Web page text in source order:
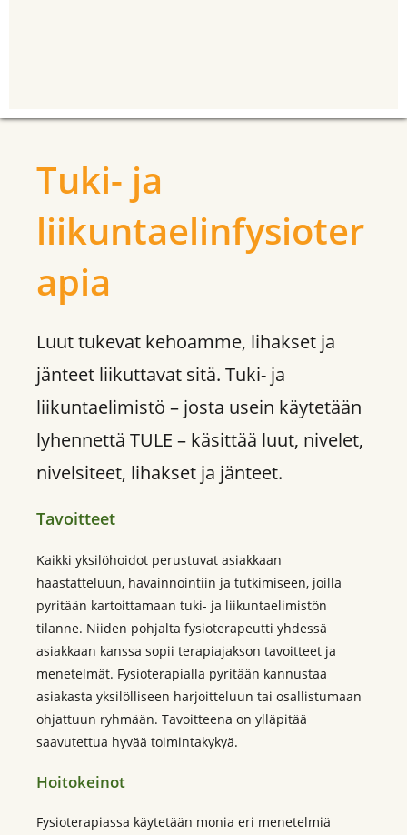
Tuki- ja
liikuntaelinfysioter
apia
Luut tukevat kehoamme, lihakset ja
jänteet liikuttavat sitä. Tuki- ja
liikuntaelimistö – josta usein käytetään
lyhennettä TULE – käsittää luut, nivelet,
nivelsiteet, lihakset ja jänteet.
Tavoitteet
Kaikki yksilöhoidot perustuvat asiakkaan
haastatteluun, havainnointiin ja tutkimiseen, joilla
pyritään kartoittamaan tuki- ja liikuntaelimistön
tilanne. Niiden pohjalta fysioterapeutti yhdessä
asiakkaan kanssa sopii terapiajakson tavoitteet ja
menetelmät. Fysioterapialla pyritään kannustaa
asiakasta yksilölliseen harjoitteluun tai osallistumaan
ohjattuun ryhmään. Tavoitteena on ylläpitää
saavutettua hyvää toimintakykyä.
Hoitokeinot
Fysioterapiassa käytetään monia eri menetelmiä